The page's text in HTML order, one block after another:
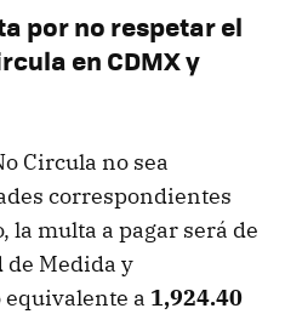
por no respetar el
en CDMX y
Circula no sea
correspondientes
multa a pagar será de
de Medida y
equivalente a 1,924.40